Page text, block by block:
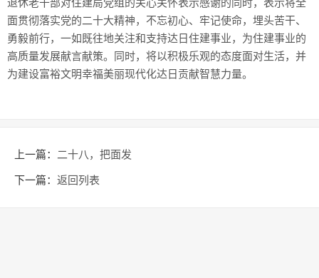
退休老干部对住建局党组的关心关怀表示感谢的同时，表示将全
面贯彻落实党的二十大精神，不忘初心、牢记使命，埋头苦干、
勇毅前行，一如既往地关注和支持达日住建事业，为住建事业的
高质量发展献言献策。同时，将以积极乐观的态度面对生活，并
为建设富裕文明幸福美丽现代化达日贡献智慧力量。
上一篇： 二十八，把面发
下一篇： 返回列表